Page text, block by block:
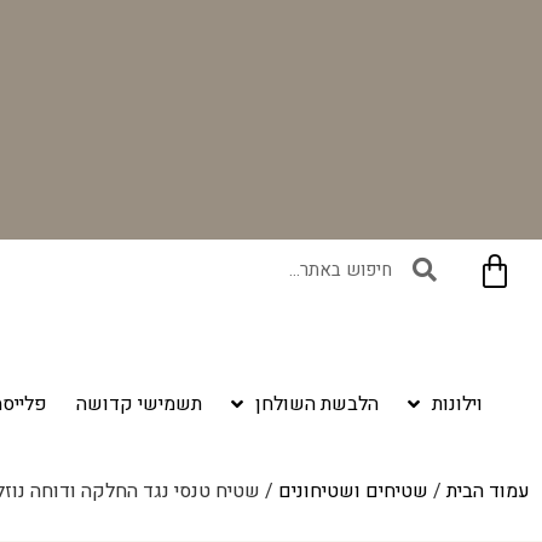
וילונות הלבשת השולחן תשמישי קדושה
עמוד הבית/ שטיחים ושטיחונים / שטיח טנסי נגד החלקה ודוחה